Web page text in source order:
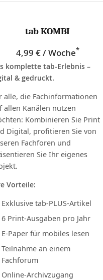
tab KOMBI
4,99 € / Woche*
komplette tab-Erlebnis –
& gedruckt.
alle, die Fachinformationen
allen Kanälen nutzen
Kombinieren Sie Print
Digital, profitieren Sie von
Fachforen und
Sie Ihr eigenes
Vorteile:
Exklusive tab-PLUS-Artikel
6 Print-Ausgaben pro Jahr
E-Paper für mobiles lesen
Teilnahme an einem
Fachforum
Online-Archivzugang